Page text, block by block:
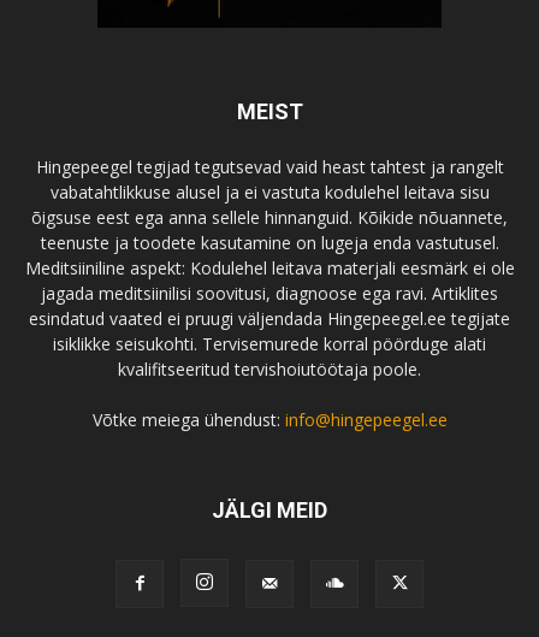
MEIST
Hingepeegel tegijad tegutsevad vaid heast tahtest ja rangelt
vabatahtlikkuse alusel ja ei vastuta kodulehel leitava sisu
õigsuse eest ega anna sellele hinnanguid. Kõikide nõuannete,
teenuste ja toodete kasutamine on lugeja enda vastutusel.
Meditsiiniline aspekt: Kodulehel leitava materjali eesmärk ei ole
jagada meditsiinilisi soovitusi, diagnoose ega ravi. Artiklites
esindatud vaated ei pruugi väljendada Hingepeegel.ee tegijate
isiklikke seisukohti. Tervisemurede korral pöörduge alati
kvalifitseeritud tervishoiutöötaja poole.
Võtke meiega ühendust: info@hingepeegel.ee
JÄLGI MEID